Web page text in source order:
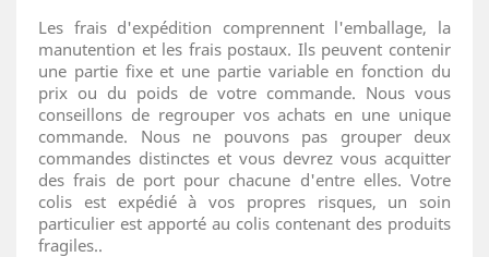
Les frais d'expédition comprennent l'emballage, la
manutention et les frais postaux. Ils peuvent contenir
une partie fixe et une partie variable en fonction du
prix ou du poids de votre commande. Nous vous
conseillons de regrouper vos achats en une unique
commande. Nous ne pouvons pas grouper deux
commandes distinctes et vous devrez vous acquitter
des frais de port pour chacune d'entre elles. Votre
colis est expédié à vos propres risques, un soin
particulier est apporté au colis contenant des produits
fragiles..